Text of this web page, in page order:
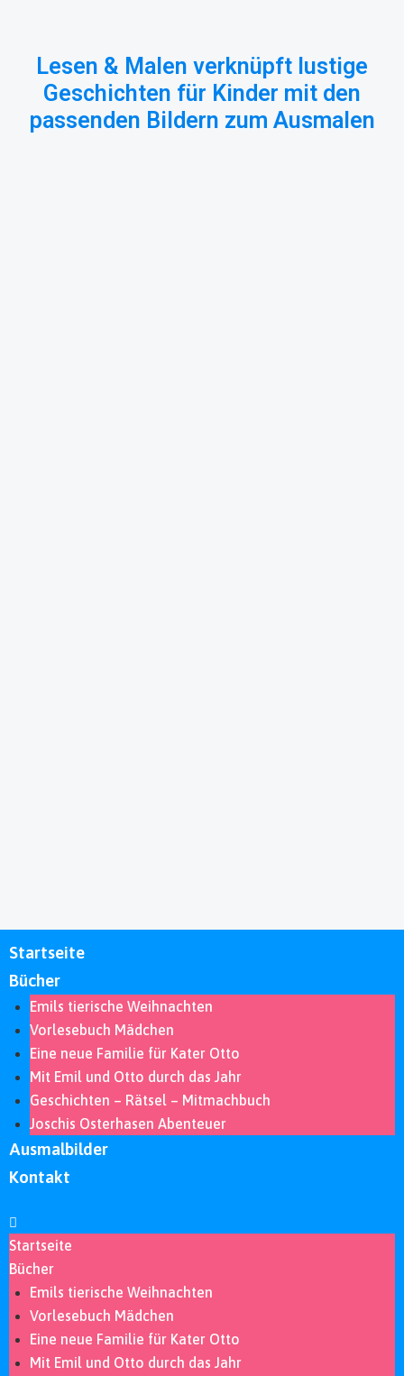
Lesen & Malen verknüpft lustige
Geschichten für Kinder mit den
passenden Bildern zum Ausmalen
Startseite
Bücher
Emils tierische Weihnachten
Vorlesebuch Mädchen
Eine neue Familie für Kater Otto
Mit Emil und Otto durch das Jahr
Geschichten – Rätsel – Mitmachbuch
Joschis Osterhasen Abenteuer
Ausmalbilder
Kontakt
Startseite
Bücher
Emils tierische Weihnachten
Vorlesebuch Mädchen
Eine neue Familie für Kater Otto
Mit Emil und Otto durch das Jahr